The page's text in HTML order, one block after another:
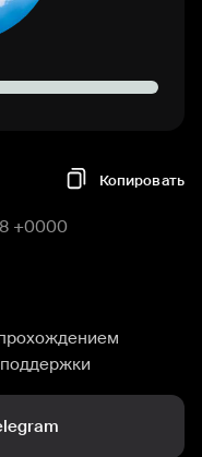
Копировать
+0000